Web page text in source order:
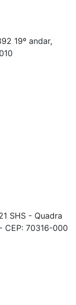
19º andar,
SHS - Quadra
CEP: 70316-000